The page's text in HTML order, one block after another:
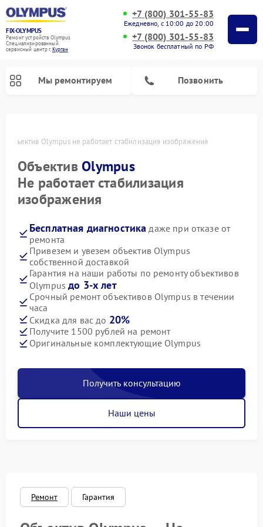
FIX-OLYMPUS
Ремонт устройств Olympus
Специализированный
cервисный центр г.Курган
+7 (800) 301-55-83
Ежедневно, с 10:00 до 20:00
+7 (800) 301-55-83
Звонок бесплатный по РФ
Мы ремонтируем Позвонить
Объектив Olympus не работает стабилизация изображения
Объектив Olympus
Не работает стабилизация
изображения
Бесплатная диагностика даже при отказе от
ремонта
Привезем и увезем объектив Olympus
собственной доставкой
Гарантия на наши работы по ремонту объективов
Olympusдо 3-х лет
Срочный ремонт объективов Olympus в течении
часа
Скидка для вас до 20%
Получите 1500 рублей на ремонт
Оригинальные комплектующие Olympus
Получить консультацию
Наши цены
Ремонт Гарантия